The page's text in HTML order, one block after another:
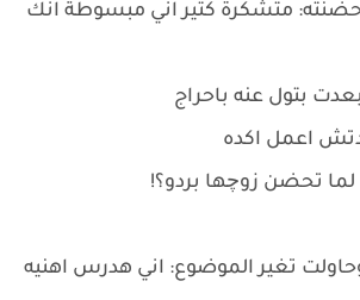
متشكرة كتير اني مبسوطة انك
بتول عنه باحراج
اعمل اكده
تحضن زوچها بردو؟!
تغير الموضوع: اني هدرس اهنيه